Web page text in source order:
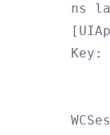
ns